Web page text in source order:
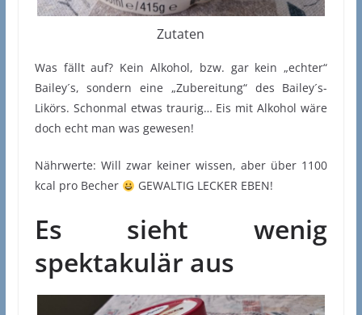
Zutaten
Was fällt auf? Kein Alkohol, bzw. gar kein „echter“
Bailey´s, sondern eine „Zubereitung“ des Bailey´s-
Likörs. Schonmal etwas traurig… Eis mit Alkohol wäre
doch echt man was gewesen!
Nährwerte: Will zwar keiner wissen, aber über 1100
kcal pro Becher
GEWALTIG LECKER EBEN!
Es sieht wenig
spektakulär aus